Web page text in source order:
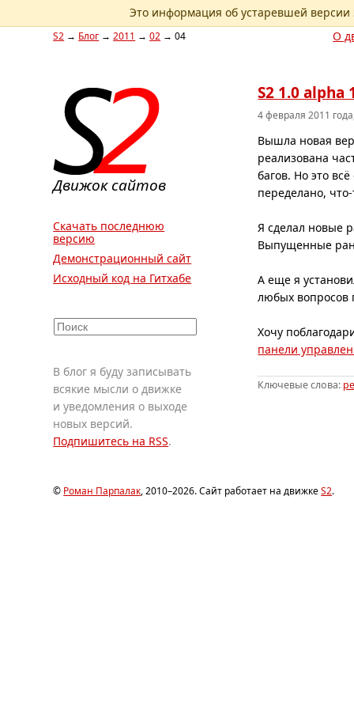
Это информация об устаревшей версии
О
S2 → Блог →2011 →02 →04
S2 1.0 alpha
4 февраля 2011
Вышла новая
реализована
багов. Но это
переделано,
Я сделал новые
Выпущенные
А еще я
любых вопросов
Хочу
панели
Ключевые слова:
Движок сайтов
Скачать последнюю
версию
Демонстрационный сайт
Исходный код на Гитхабе
В блог я буду записывать
всякие мысли о движке
и уведомления о выходе
новых версий.
Подпишитесь на RSS.
© Роман Парпалак, 2010–2026. Сайт работает на движкеS2.